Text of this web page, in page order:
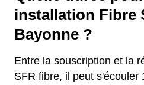
installation Fibre
Bayonne ?
Entre la souscription et la
SFR fibre, il peut s'écouler